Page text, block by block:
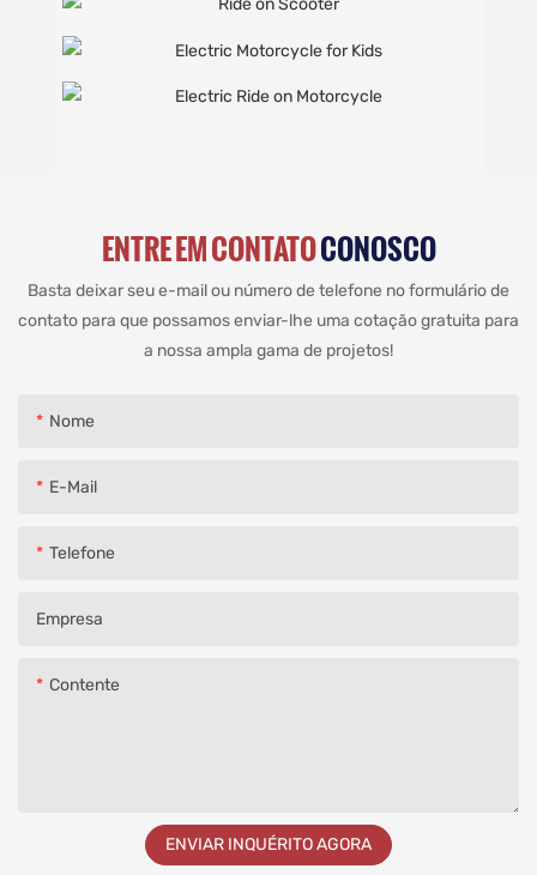
ENTRE EM CONTATOCONOSCO
Basta deixar seu e-mail ou número de telefone no formulário de
contato para que possamos enviar-lhe uma cotação gratuita para
a nossa ampla gama de projetos!
Nome
E-Mail
Telefone
Empresa
Contente
ENVIAR INQUÉRITO AGORA